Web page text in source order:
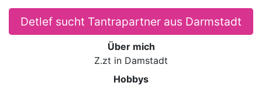
Detlef sucht Tantrapartner aus Darmstadt
Über mich
Z.zt in Damstadt
Hobbys